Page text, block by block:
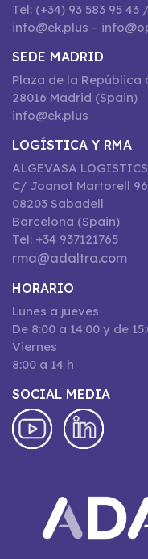
Tel: (+34) 93 583 95 43
info@ek.plus –
SEDE MADRID
Plaza de la República
28016 Madrid (Spain)
info@ek.plus
LOGÍSTICA Y RMA
ALGEVASA LOGISTICS
C/ Joanot Martorell
08203 Sabadell
Barcelona (Spain)
Tel: +34 937121765
rma@adaltra.com
HORARIO
Lunes a jueves
De 8:00 a 14:00 y de
Viernes
8:00 a 14 h
SOCIAL MEDIA